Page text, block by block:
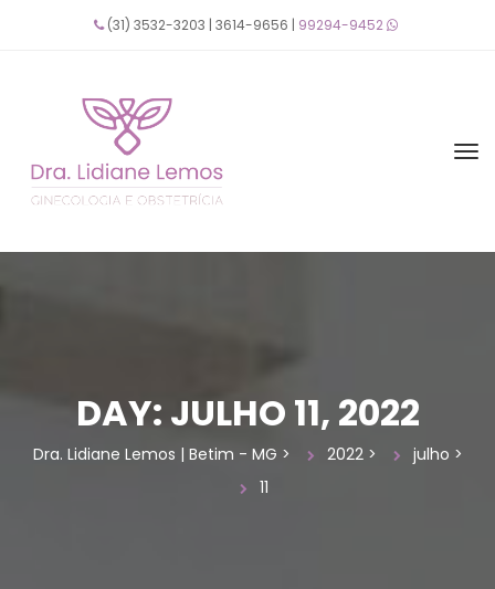
(31) 3532-3203 | 3614-9656 | 99294-9452
DAY: JULHO 11, 2022
Dra. Lidiane Lemos | Betim - MG > 2022 > julho >
11